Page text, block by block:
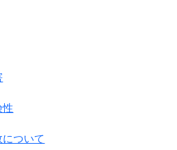
ています。
除後、
によります。
たからですが、
は日本かも知れません。
ついて